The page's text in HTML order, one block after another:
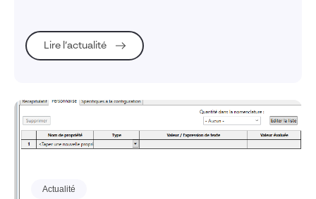
Lire l’actualité
Actualité